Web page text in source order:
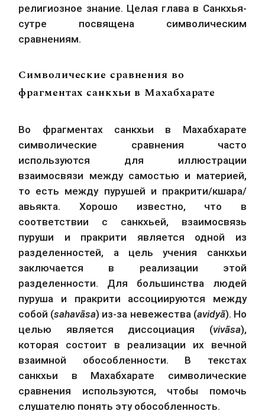
религиозное знание. Целая глава в Санкхья-
сутре посвящена символическим
сравнениям.
Символические сравнения во
фрагментах санкхьи в Махабхарате
Во фрагментах санкхьи в Махабхарате
символические сравнения часто
используются для иллюстрации
взаимосвязи между самостью и материей,
то есть между пурушей и пракрити/кшара/
авьякта. Хорошо известно, что в
соответствии с санкхьей, взаимосвязь
пуруши и пракрити является одной из
разделенностей, а цель учения санкхьи
заключается в реализации этой
разделенности. Для большинства людей
пуруша и пракрити ассоциируются между
собой (sahavāsa) из-за невежества (avidyā). Но
целью является диссоциация (vivāsa),
которая состоит в реализации их вечной
взаимной обособленности. В текстах
санкхьи в Махабхарате символические
сравнения используются, чтобы помочь
слушателю понять эту обособленность.